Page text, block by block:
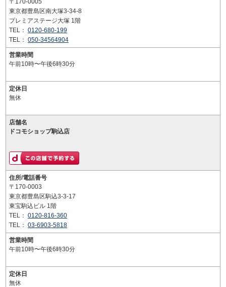
〒170-0005
東京都豊島区南大塚3-34-8
プレミアステージ大塚 1階
TEL： 0120-680-199
TEL： 050-34564904
営業時間
午前10時〜午後6時30分
定休日
無休
店舗名
ドコモショップ駒込店
住所/電話番号
〒170-0003
東京都豊島区駒込3-3-17
東宝駒込ビル 1階
TEL： 0120-816-360
TEL： 03-6903-5818
営業時間
午前10時〜午後6時30分
定休日
無休